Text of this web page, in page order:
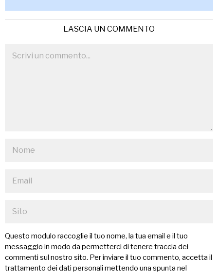
LASCIA UN COMMENTO
Questo modulo raccoglie il tuo nome, la tua email e il tuo
messaggio in modo da permetterci di tenere traccia dei
commenti sul nostro sito. Per inviare il tuo commento, accetta il
trattamento dei dati personali mettendo una spunta nel